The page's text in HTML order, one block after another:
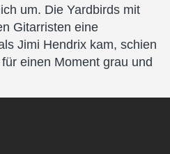
um. Die Yardbirds mit
Gitarristen eine
Jimi Hendrix kam, schien
einen Moment grau und